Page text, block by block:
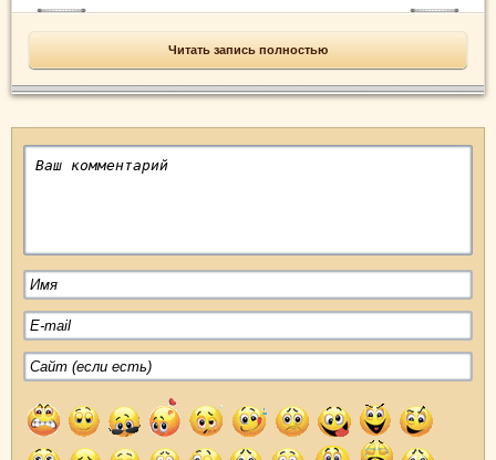
Читать запись полностью